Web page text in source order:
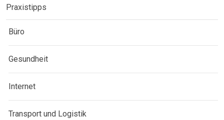
Praxistipps
Büro
Gesundheit
Internet
Transport und Logistik